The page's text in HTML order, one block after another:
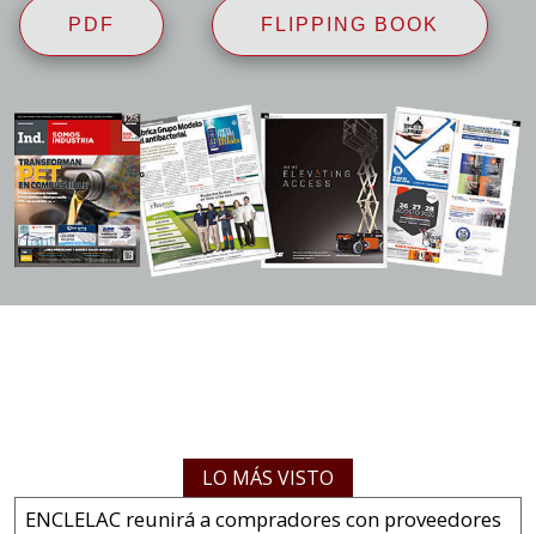
PDF FLIPPING BOOK
LO MÁS VISTO
ENCLELAC reunirá a compradores con proveedores